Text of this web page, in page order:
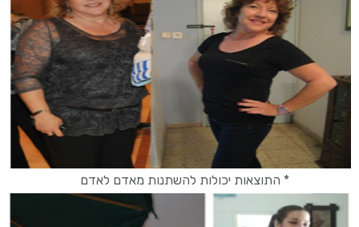
* התוצאות יכולות להשתנות מאדם לאדם